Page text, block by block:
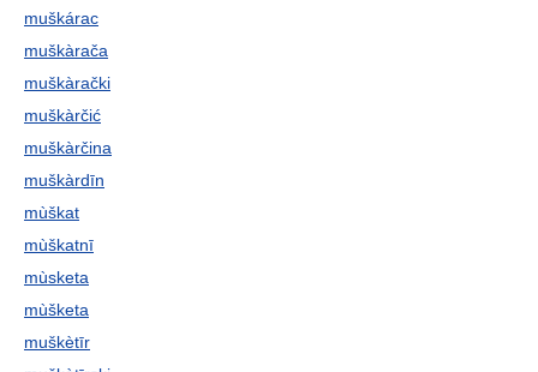
muškárac
muškàrača
muškàrački
muškàrčić
muškàrčina
muškàrdīn
mùškat
mùškatnī
mùsketa
mùšketa
muškètīr